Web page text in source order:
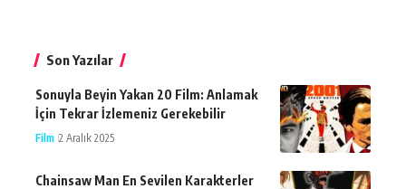
Son Yazılar
Sonuyla Beyin Yakan 20 Film: Anlamak
İçin Tekrar İzlemeniz Gerekebilir
Film 2 Aralık 2025
Chainsaw Man En Sevilen Karakterler